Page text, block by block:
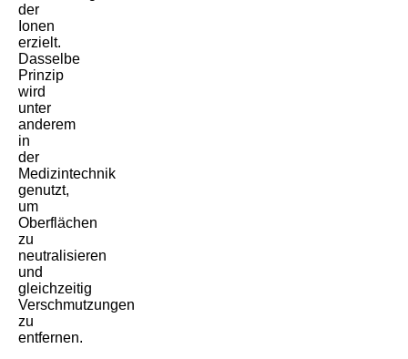
der
Ionen
erzielt.
Dasselbe
Prinzip
wird
unter
anderem
in
der
Medizintechnik
genutzt,
um
Oberflächen
zu
neutralisieren
und
gleichzeitig
Verschmutzungen
zu
entfernen.